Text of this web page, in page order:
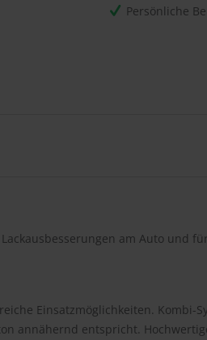
Persönliche
am Auto und
Einsatzmöglichkeiten. Kombi-
annähernd entspricht.